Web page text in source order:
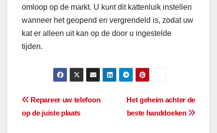
omloop op de markt. U kunt dit kattenluik instellen
wanneer het geopend en vergrendeld is, zodat uw
kat er alleen uit kan op de door u ingestelde
tijden.
Bericht
navigatie
Het geheim achter de
beste handdoeken
Repareer uw telefoon
op de juiste plaats